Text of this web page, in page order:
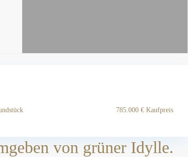
785.000 € Kaufpreis
von grüner Idylle.